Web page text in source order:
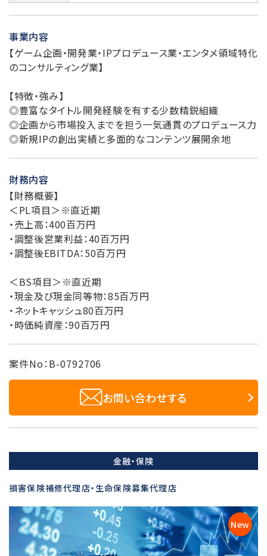
事業内容
【ゲーム企画・開発業・IPプロデュース業・エンタメ領域特化
のコンサルティング業】
【特徴・強み】
◎豊富なタイトル開発経験を有する少数精鋭組織
◎企画から市場投入までを担う一気通貫のプロデュース力
◎新規IPの創出実績と多面的なコンテンツ展開余地
財務内容
【財務概要】
＜PL項目＞※直近期
・売上高：400百万円
・調整後営業利益：40百万円
・調整後EBITDA：50百万円
＜BS項目＞※直近期
・現金及び現金同等物：85百万円
・ネットキャッシュ80百万円
・時価純資産：90百万円
案件No：B-0792706
お問い合わせする
金融・保険
損害保険補修代理店・生命保険募集代理店